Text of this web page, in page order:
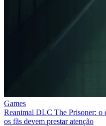
Games
Reanimal DLC The Prisoner: o
os fãs devem prestar atenção